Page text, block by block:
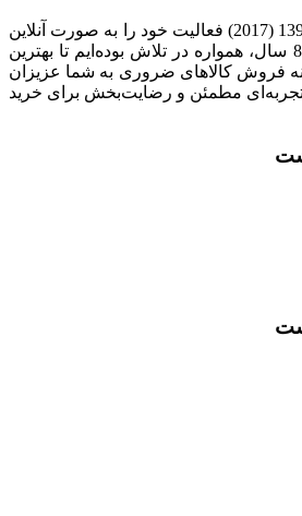
فروشگاه آلینجا از سال 1398 (2017) فعالیت خود را به صورت آنلاین
آغاز کرده و در طول این 8 سال، همواره در تلاش بوده‌ایم تا بهترین
فروش کالاهای ضروری به شما عزیزان
تجربه‌ای مطمئن و رضایت‌بخش برای خرید